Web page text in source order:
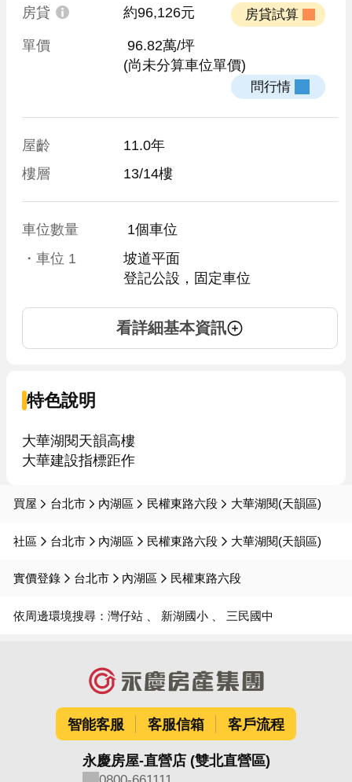
房貸 約96,126元
單價
96.82萬/坪
(尚未分算車位單價)
屋齡
11.0年
樓層
13/14樓
車位數量
1個車位
・車位 1
坡道平面
登記公設，固定車位
看詳細基本資訊
特色說明
大華湖閱天韻高樓
大華建設指標距作
買屋 台北市 內湖區 民權東路六段 大華湖閱(天韻區)
社區 台北市 內湖區 民權東路六段 大華湖閱(天韻區)
實價登錄 台北市 內湖區 民權東路六段
依周邊環境搜尋： 灣仔站 新湖國小 三民國中
智能客服 客服信箱 客戶流程
永慶房屋-直營店 (雙北直營區)